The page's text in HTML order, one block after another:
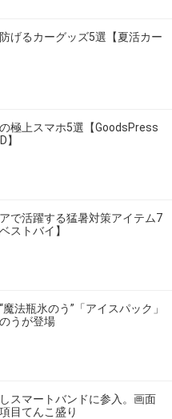
げるカーグッズ5選【夏活カー
極上スマホ5選【GoodsPress
で活躍する猛暑対策アイテム7
ストバイ】
法瓶氷のう”「アイスパック」
うが登場
スマートバンドに参入。画面
目てんこ盛り